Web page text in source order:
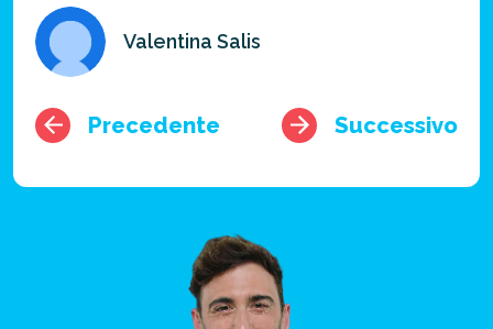
Valentina Salis
Precedente Successivo